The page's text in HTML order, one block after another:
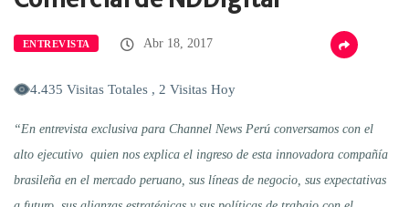
ENTREVISTA Abr 18, 2017
4.435 Visitas Totales , 2 Visitas Hoy
“En entrevista exclusiva para Channel News Perú conversamos con el
alto ejecutivo quien nos explica el ingreso de esta innovadora compañía
brasileña en el mercado peruano, sus líneas de negocio, sus expectativas